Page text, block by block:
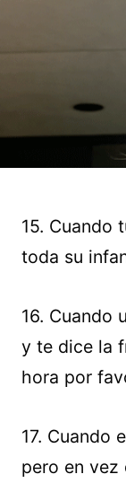
15. Cuando
toda su
16. Cuando
y te dice la
hora por
17. Cuando
pero en vez